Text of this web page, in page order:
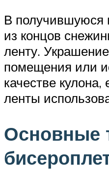
В получившуюся
из концов
ленту.
помещения или
качестве
ленты
Основные